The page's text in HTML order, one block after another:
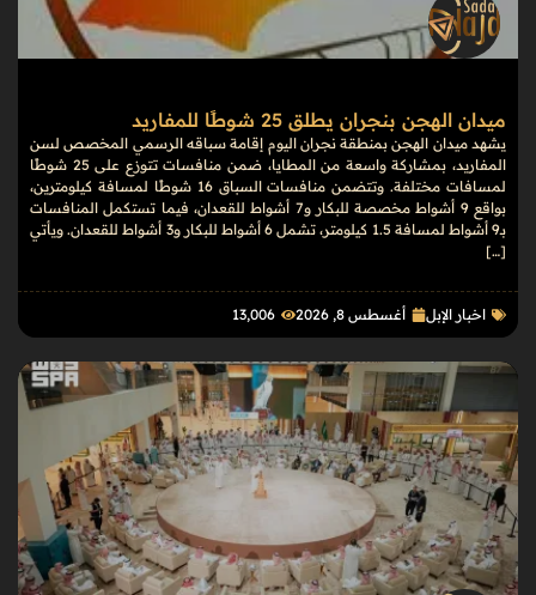
ميدان الهجن بنجران يطلق 25 شوطًا للمفاريد
يشهد ميدان الهجن بمنطقة نجران اليوم إقامة سباقه الرسمي المخصص لسن
المفاريد، بمشاركة واسعة من المطايا، ضمن منافسات تتوزع على 25 شوطًا
لمسافات مختلفة. وتتضمن منافسات السباق 16 شوطًا لمسافة كيلومترين،
بواقع 9 أشواط مخصصة للبكار و7 أشواط للقعدان، فيما تستكمل المنافسات
بـ9 أشواط لمسافة 1.5 كيلومتر، تشمل 6 أشواط للبكار و3 أشواط للقعدان. ويأتي
[…]
اخبار الإبل أغسطس 8, 2026 13٬006